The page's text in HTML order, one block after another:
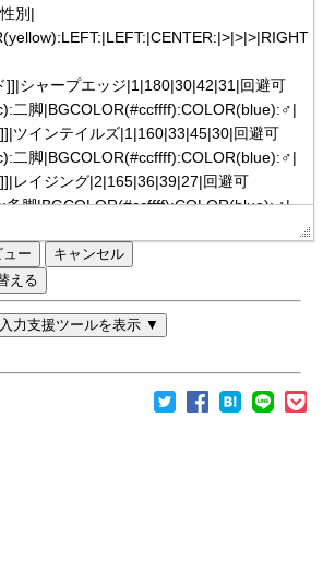
える
力支援ツールを表示 ▼